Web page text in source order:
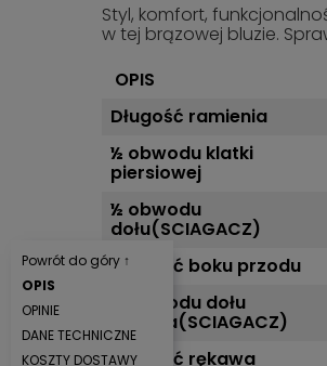
Styl, komfort,
w tej brązowej bluzie.
OPIS
Długość ramienia
½ obwodu klatki
piersiowej
½ obwodu
dołu(SCIAGACZ)
Długość boku przodu
½ obwodu dołu
rękawa(SCIAGACZ)
Długość rękawa
Powrót do góry ↑
OPIS
OPINIE
DANE TECHNICZNE
KOSZTY DOSTAWY